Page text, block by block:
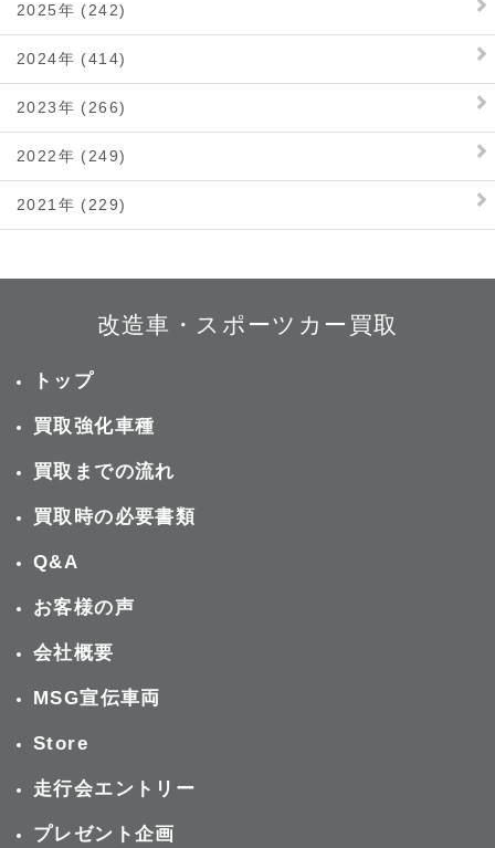
2025年 (242)
2024年 (414)
2023年 (266)
2022年 (249)
2021年 (229)
改造車・スポーツカー買取
トップ
買取強化車種
買取までの流れ
買取時の必要書類
Q&A
お客様の声
会社概要
MSG宣伝車両
Store
走行会エントリー
プレゼント企画